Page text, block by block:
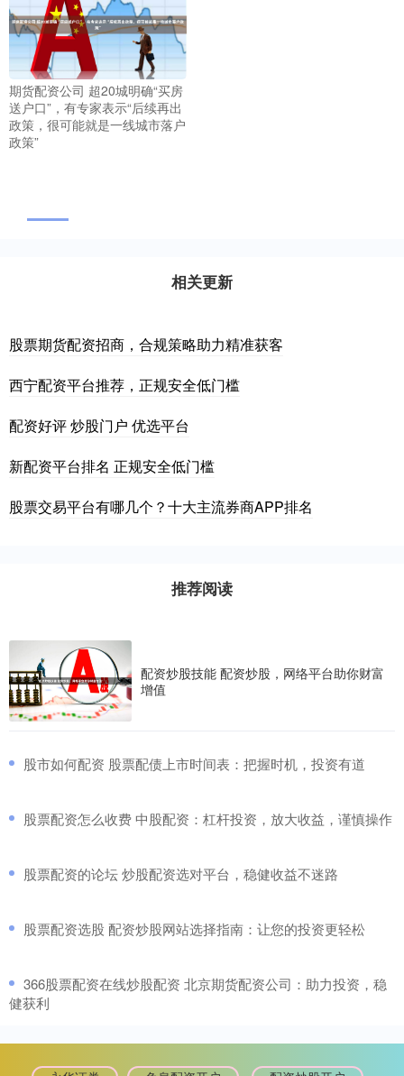
期货配资公司 超20城明确“买房
送户口”，有专家表示“后续再出
政策，很可能就是一线城市落户
政策”
相关更新
股票期货配资招商，合规策略助力精准获客
西宁配资平台推荐，正规安全低门槛
配资好评 炒股门户 优选平台
新配资平台排名 正规安全低门槛
股票交易平台有哪几个？十大主流券商APP排名
推荐阅读
配资炒股技能 配资炒股，网络平台助你财富
增值
​股市如何配资 股票配债上市时间表：把握时机，投资有道
​股票配资怎么收费 中股配资：杠杆投资，放大收益，谨慎操作
​股票配资的论坛 炒股配资选对平台，稳健收益不迷路
​股票配资选股 配资炒股网站选择指南：让您的投资更轻松
​366股票配资在线炒股配资 北京期货配资公司：助力投资，稳
健获利